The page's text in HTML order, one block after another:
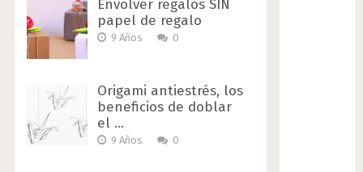
Envolver regalos SIN
papel de regalo
9 Años 0
Origami antiestrés, los
beneficios de doblar
el …
9 Años 0